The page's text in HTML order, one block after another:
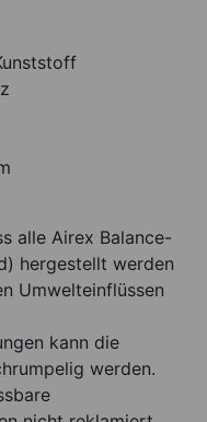
alle Airex Balance-
hergestellt werden
Umwelteinflüssen
kann die
werden.